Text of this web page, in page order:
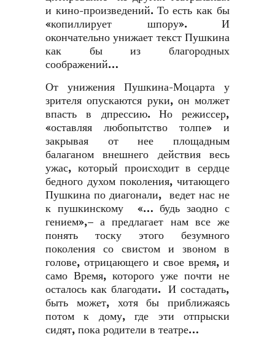
и кино-произведений. То есть как бы
«копиллирует шпору». И
окончательно унижает текст Пушкина
как бы из благородных
соображений…
От унижения Пушкина-Моцарта у
зрителя опускаются руки, он молжет
впасть в дпрессию. Но режиссер,
«оставляя любопытство толпе» и
закрывая от нее площадным
балаганом внешнего действия весь
ужас, который происходит в сердце
бедного духом поколения, читающего
Пушкина по диагонали, ведет нас не
к пушкинскому «… будь заодно с
гением»,– а предлагает нам все же
понять тоску этого безумного
поколения со свистом и звоном в
голове, отрицающего и свое время, и
само Время, которого уже почти не
осталось как благодати. И состадать,
быть может, хотя бы приближаясь
потом к дому, где эти отпрыски
сидят, пока родители в театре…